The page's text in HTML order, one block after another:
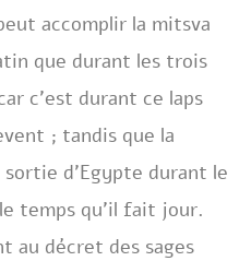
accomplir la mitsva
que durant les trois
c’est durant ce laps
; tandis que la
d’Egypte durant le
temps qu’il fait jour.
au décret des sages